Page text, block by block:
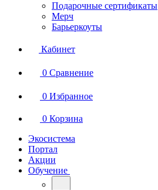
Подарочные сертификаты
Мерч
Барьеркоуты
Кабинет
0 Сравнение
0 Избранное
0 Корзина
Экосистема
Портал
Акции
Обучение